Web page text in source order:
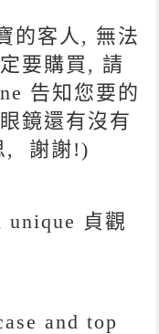
的客人, 無法
要購買, 請
告知您要的
鏡還有沒有
, 謝謝!)
貞觀
and top